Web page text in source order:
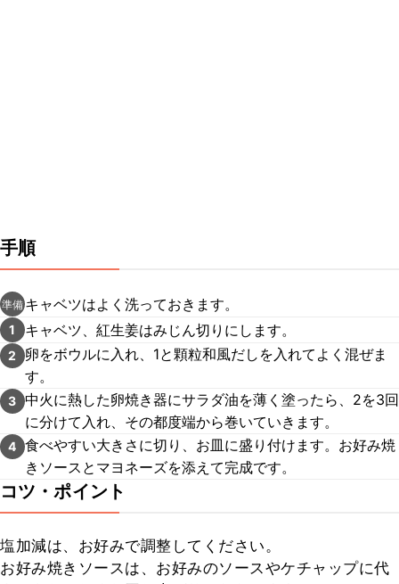
手順
準備 キャベツはよく洗っておきます。
1 キャベツ、紅生姜はみじん切りにします。
2
卵をボウルに入れ、1と顆粒和風だしを入れてよく混ぜま
す。
3 中火に熱した卵焼き器にサラダ油を薄く塗ったら、2を3回
に分けて入れ、その都度端から巻いていきます。
4 食べやすい大きさに切り、お皿に盛り付けます。お好み焼
きソースとマヨネーズを添えて完成です。
コツ・ポイント
塩加減は、お好みで調整してください。
お好み焼きソースは、お好みのソースやケチャップに代